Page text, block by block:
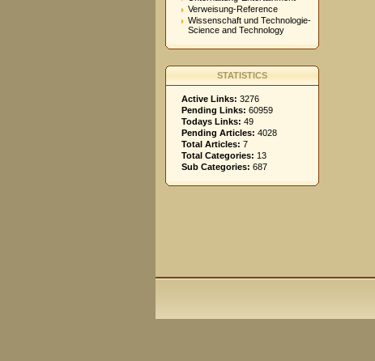
Verweisung-Reference
Wissenschaft und Technologie-
Science and Technology
STATISTICS
Active Links: 3276
Pending Links: 60959
Todays Links: 49
Pending Articles: 4028
Total Articles: 7
Total Categories: 13
Sub Categories: 687